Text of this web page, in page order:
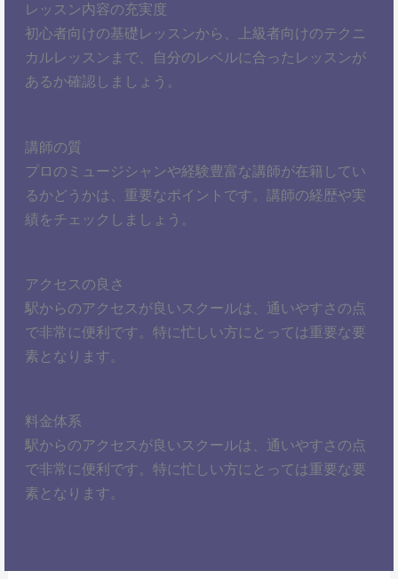
レッスン内容の充実度
初心者向けの基礎レッスンから、上級者向けのテクニ
カルレッスンまで、自分のレベルに合ったレッスンが
あるか確認しましょう。
講師の質
プロのミュージシャンや経験豊富な講師が在籍してい
るかどうかは、重要なポイントです。講師の経歴や実
績をチェックしましょう。
アクセスの良さ
駅からのアクセスが良いスクールは、通いやすさの点
で非常に便利です。特に忙しい方にとっては重要な要
素となります。
料金体系
駅からのアクセスが良いスクールは、通いやすさの点
で非常に便利です。特に忙しい方にとっては重要な要
素となります。